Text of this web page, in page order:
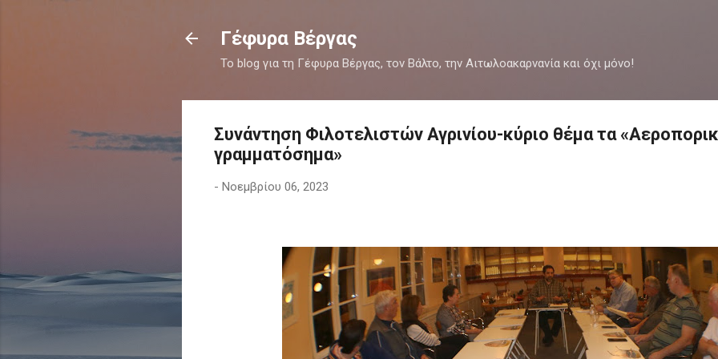
Γέφυρα Βέργας
Το blog για τη Γέφυρα Βέργας, τον Βάλτο, την Αιτωλοακαρνανία και όχι μόνο!
Συνάντηση Φιλοτελιστών Αγρινίου-κύριο θέμα τα
γραμματόσημα»
- Νοεμβρίου 06, 2023